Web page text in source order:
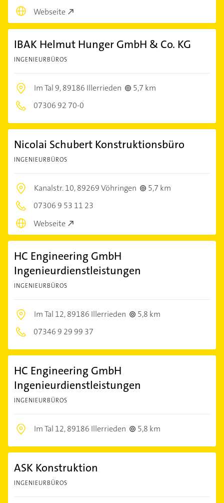
Webseite
IBAK Helmut Hunger GmbH & Co. KG
INGENIEURBÜROS
Im Tal 9,89186 Illerrieden
5,7 km
07306 92 70-0
Nicolai Schubert Konstruktionsbüro
INGENIEURBÜROS
Kanalstr. 10,89269 Vöhringen
5,7 km
07306 9 53 11 23
Webseite
HC Engineering GmbH
Ingenieurdienstleistungen
INGENIEURBÜROS
Im Tal 12,89186 Illerrieden
5,8 km
07346 9 29 99 37
HC Engineering GmbH
Ingenieurdienstleistungen
INGENIEURBÜROS
Im Tal 12,89186 Illerrieden 5,8 km
ASK Konstruktion
INGENIEURBÜROS